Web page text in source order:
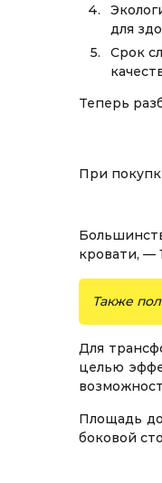
для
Срок
Теперь
При
кровати, —
Также
Для
целью
Площадь
боковой